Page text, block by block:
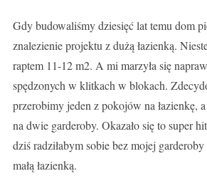
Gdy budowaliśmy dziesięć lat temu dom
znalezienie projektu z dużą łazienką.
raptem 11-12 m2. A mi marzyła się
spędzonych w klitkach w blokach.
przerobimy jeden z pokojów na łazienkę,
na dwie garderoby. Okazało się to super
dziś radziłabym sobie bez mojej
małą łazienką.